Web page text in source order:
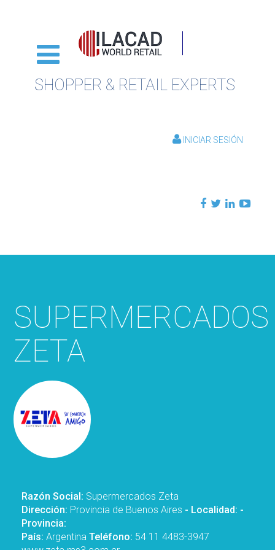
SHOPPER & RETAIL EXPERTS
INICIAR SESIÓN
SUPERMERCADOS
ZETA
Razón Social: Supermercados Zeta
Dirección: Provincia de Buenos Aires - Localidad: -
Provincia:
País:Argentina Teléfono: 54 11 4483-3947